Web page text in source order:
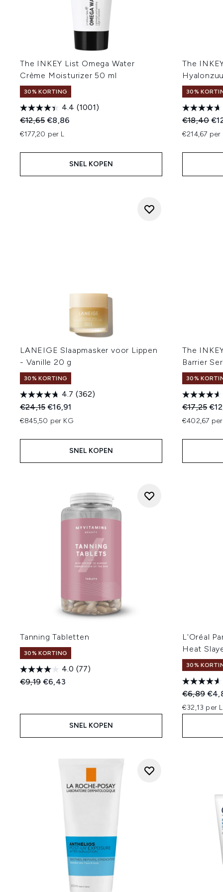
The INKEY List Omega Water
Crème Moisturizer 50 ml
30% KORTING
4.4 (1001)
Recommended Retail Price:
€12,65Huidige prijs:
€8,86
€177,20 per L
SNEL KOPEN
The
30%
€18,40
€214,67 per
LANEIGE Slaapmasker voor Lippen
- Vanille 20 g
30% KORTING
4.7 (362)
Recommended Retail Price:
€24,15Huidige prijs:
€16,91
€845,50 per KG
SNEL KOPEN
The
Barrier
30%
€17,25
€402,67
Tanning Tabletten
30% KORTING
4.0 (77)
Recommended Retail Price:
€9,19 Huidige prijs:
€6,43
SNEL KOPEN
L'Oréal
Heat
30%
€6,89
€32,13 per L